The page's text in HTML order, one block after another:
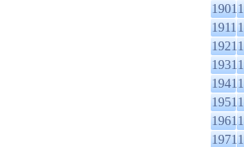
1901
1911
1921
1931
1941
1951
1961
1971